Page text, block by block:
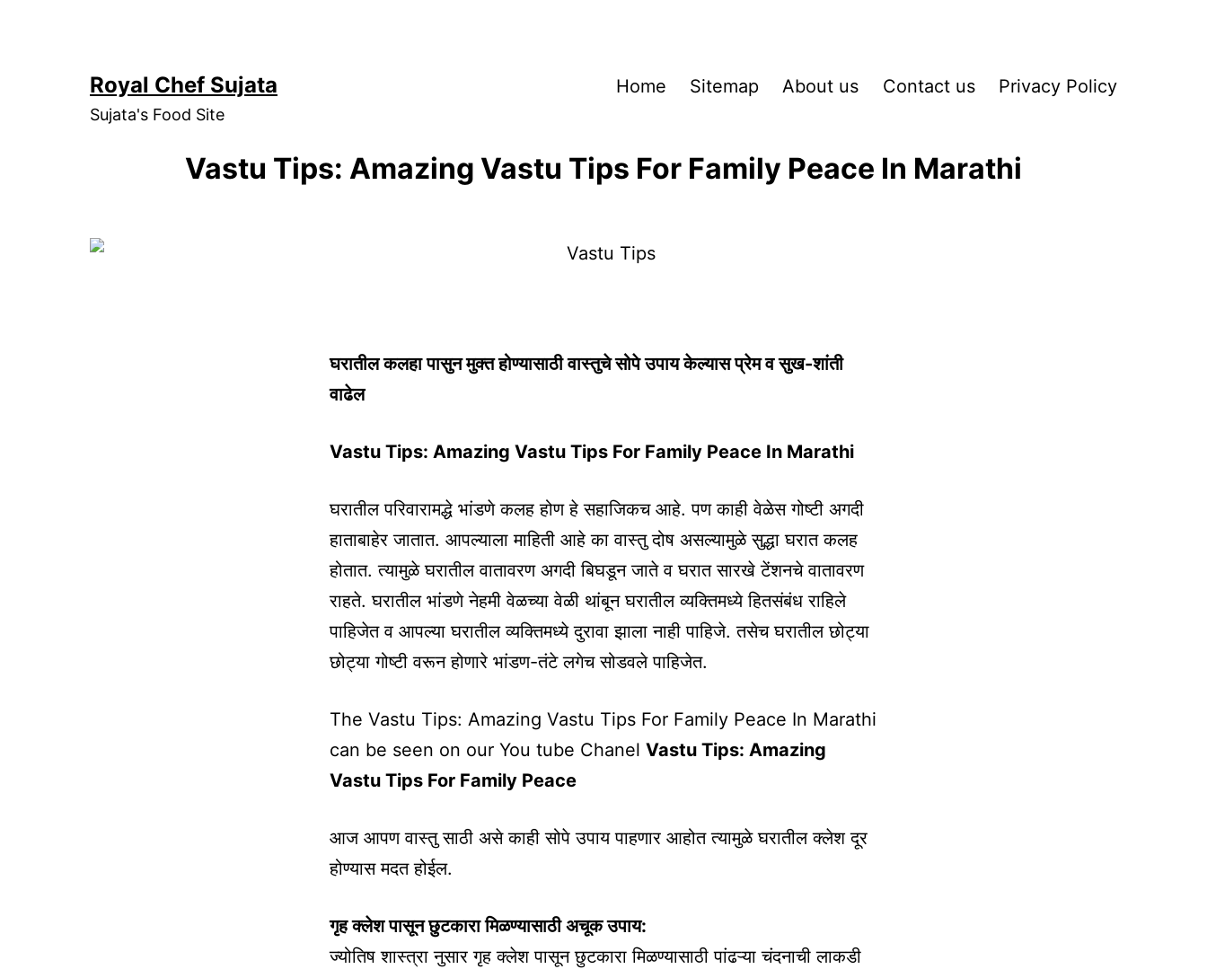
Royal Chef Sujata
Sujata's Food Site
Home Sitemap About us Contact us Privacy Policy
Vastu Tips: Amazing Vastu Tips For Family Peace In Marathi
घरातील कलहा पासुन मुक्त होण्यासाठी वास्तुचे सोपे उपाय केल्यास प्रेम व सुख-शांती
वाढेल
Vastu Tips: Amazing Vastu Tips For Family Peace In Marathi
घरातील परिवारामद्धे भांडणे कलह होण हे सहाजिकच आहे. पण काही वेळेस गोष्टी अगदी
हाताबाहेर जातात. आपल्याला माहिती आहे का वास्तु दोष असल्यामुळे सुद्धा घरात कलह
होतात. त्यामुळे घरातील वातावरण अगदी बिघडून जाते व घरात सारखे टेंशनचे वातावरण
राहते. घरातील भांडणे नेहमी वेळच्या वेळी थांबून घरातील व्यक्तिमध्ये हितसंबंध राहिले
पाहिजेत व आपल्या घरातील व्यक्तिमध्ये दुरावा झाला नाही पाहिजे. तसेच घरातील छोट्या
छोट्या गोष्टी वरून होणारे भांडण-तंटे लगेच सोडवले पाहिजेत.
The Vastu Tips: Amazing Vastu Tips For Family Peace In Marathi
can be seen on our You tube Chanel Vastu Tips: Amazing
Vastu Tips For Family Peace
आज आपण वास्तु साठी असे काही सोपे उपाय पाहणार आहोत त्यामुळे घरातील क्लेश दूर
होण्यास मदत होईल.
गृह क्लेश पासून छुटकारा मिळण्यासाठी अचूक उपाय:
ज्योतिष शास्त्रा नुसार गृह क्लेश पासून छुटकारा मिळण्यासाठी पांढऱ्या चंदनाची लाकडी